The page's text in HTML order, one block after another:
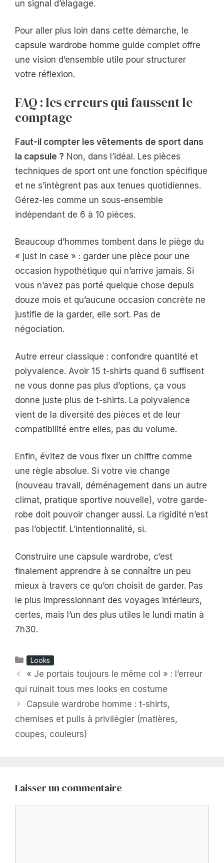
un signal d’élagage.
Pour aller plus loin dans cette démarche, le
capsule wardrobe homme guide complet offre
une vision d’ensemble utile pour structurer
votre réflexion.
FAQ : les erreurs qui faussent le
comptage
Faut-il compter les vêtements de sport dans
la capsule ? Non, dans l’idéal. Les pièces
techniques de sport ont une fonction spécifique
et ne s’intègrent pas aux tenues quotidiennes.
Gérez-les comme un sous-ensemble
indépendant de 6 à 10 pièces.
Beaucoup d’hommes tombent dans le piège du
« just in case » : garder une pièce pour une
occasion hypothétique qui n’arrive jamais. Si
vous n’avez pas porté quelque chose depuis
douze mois et qu’aucune occasion concrète ne
justifie de la garder, elle sort. Pas de
négociation.
Autre erreur classique : confondre quantité et
polyvalence. Avoir 15 t-shirts quand 6 suffisent
ne vous donne pas plus d’options, ça vous
donne juste plus de t-shirts. La polyvalence
vient de la diversité des pièces et de leur
compatibilité entre elles, pas du volume.
Enfin, évitez de vous fixer un chiffre comme
une règle absolue. Si votre vie change
(nouveau travail, déménagement dans un autre
climat, pratique sportive nouvelle), votre garde-
robe doit pouvoir changer aussi. La rigidité n’est
pas l’objectif. L’intentionnalité, si.
Construire une capsule wardrobe, c’est
finalement apprendre à se connaître un peu
mieux à travers ce qu’on choisit de garder. Pas
le plus impressionnant des voyages intérieurs,
certes, mais l’un des plus utiles le lundi matin à
7h30.
Catégories
Looks
« Je portais toujours le même col » : l’erreur
qui ruinait tous mes looks en costume
Capsule wardrobe homme : t-shirts,
chemises et pulls à privilégier (matières,
coupes, couleurs)
Laisser un commentaire